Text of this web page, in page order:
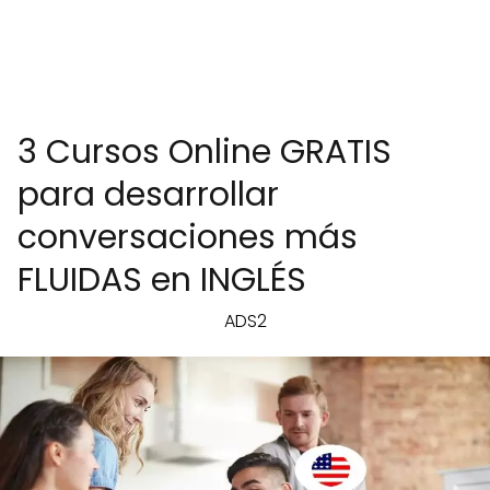
3 Cursos Online GRATIS
para desarrollar
conversaciones más
FLUIDAS en INGLÉS
ADS2